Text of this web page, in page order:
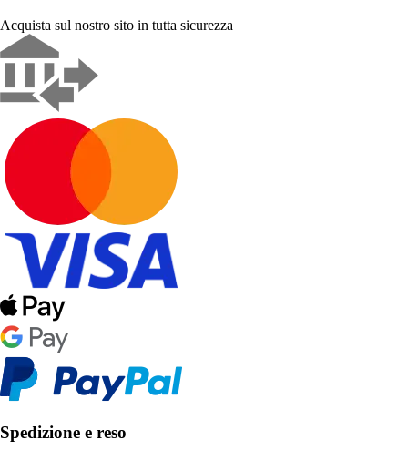
Acquista sul nostro sito in tutta sicurezza
Spedizione e reso